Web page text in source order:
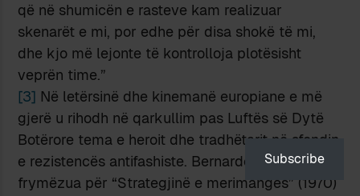
që në shumicën e rasteve kam realizuar
skenarët e mi, por edhe për disa shokë të mi,
dhe kjo më lejonte të kontrolloja plotësisht
veprën time.”
[3] Në letërsinë dhe kinemanë europiane e më
gjerë u rihodh në qarkullim pas Luftës së Dytë
Botërore tema e heroit dhe tradhëtarit në sfondin
e rezistencës antifashiste. Bernardo Bertolucci u
frymëzua për “Strategjinë e merimangës” (1970)
Subscribe